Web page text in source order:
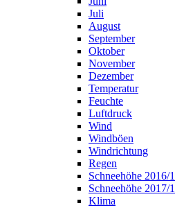
Juli
August
September
Oktober
November
Dezember
Temperatur
Feuchte
Luftdruck
Wind
Windböen
Windrichtung
Regen
Schneehöhe 2016/
Schneehöhe 2017/
Klima